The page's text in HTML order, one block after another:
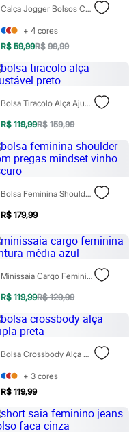
Calça Jogger Bolsos Cargo Texturizada Cinza
+ 4 cores
R$ 59,99R$ 99,99
Bolsa Tiracolo Alça Ajustável Preto
R$ 119,99R$ 159,99
Bolsa Feminina Shoulder Com Pregas Mindset Vinho Escuro
R$ 179,99
Minissaia Cargo Feminina Cintura Média Azul
R$ 119,99R$ 129,99
Bolsa Crossbody Alça Dupla Preta
+ 3 cores
R$ 119,99